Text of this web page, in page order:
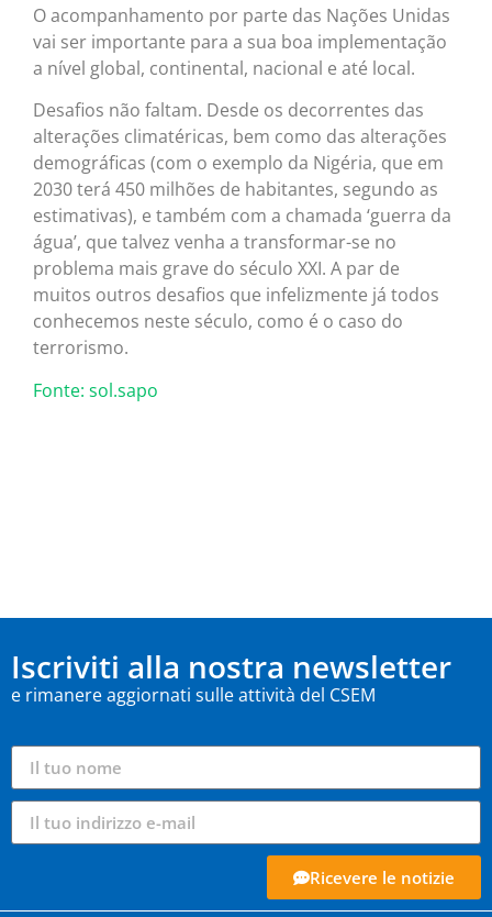
O acompanhamento por parte das Nações Unidas
vai ser importante para a sua boa implementação
a nível global, continental, nacional e até local.
Desafios não faltam. Desde os decorrentes das
alterações climatéricas, bem como das alterações
demográficas (com o exemplo da Nigéria, que em
2030 terá 450 milhões de habitantes, segundo as
estimativas), e também com a chamada ‘guerra da
água’, que talvez venha a transformar-se no
problema mais grave do século XXI. A par de
muitos outros desafios que infelizmente já todos
conhecemos neste século, como é o caso do
terrorismo.
Fonte: sol.sapo
Iscriviti alla nostra newsletter
e rimanere aggiornati sulle attività del CSEM
Ricevere le notizie